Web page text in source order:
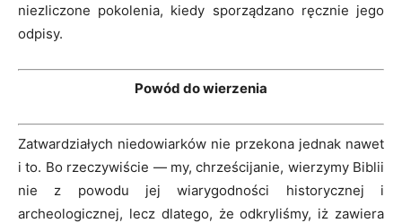
niezliczone pokolenia, kiedy sporządzano ręcznie jego
odpisy.
Powód do wierzenia
Zatwardziałych niedowiarków nie przekona jednak nawet
i to. Bo rzeczywiście — my, chrześcijanie, wierzymy Biblii
nie z powodu jej wiarygodności historycznej i
archeologicznej, lecz dlatego, że odkryliśmy, iż zawiera